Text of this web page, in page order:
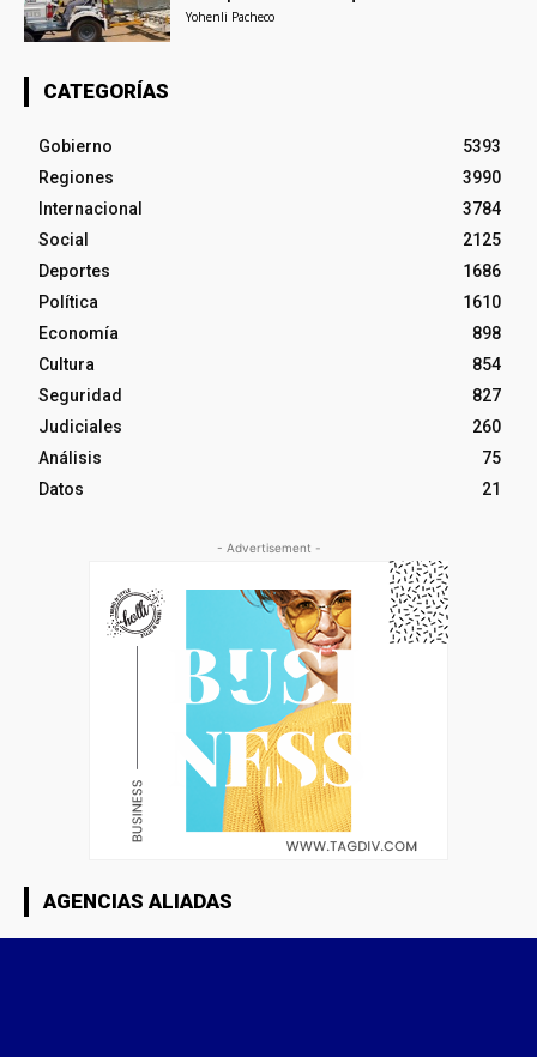
Yohenli Pacheco
CATEGORÍAS
Gobierno
5393
Regiones
3990
Internacional
3784
Social
2125
Deportes
1686
Política
1610
Economía
898
Cultura
854
Seguridad
827
Judiciales
260
Análisis
75
Datos
21
- Advertisement -
AGENCIAS ALIADAS